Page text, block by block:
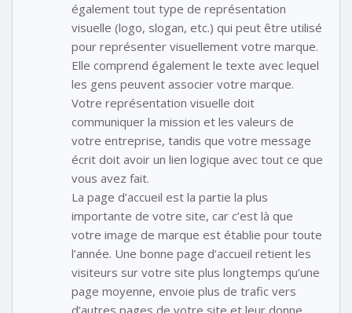
également tout type de représentation
visuelle (logo, slogan, etc.) qui peut être utilisé
pour représenter visuellement votre marque.
Elle comprend également le texte avec lequel
les gens peuvent associer votre marque.
Votre représentation visuelle doit
communiquer la mission et les valeurs de
votre entreprise, tandis que votre message
écrit doit avoir un lien logique avec tout ce que
vous avez fait.
La page d’accueil est la partie la plus
importante de votre site, car c’est là que
votre image de marque est établie pour toute
l’année. Une bonne page d’accueil retient les
visiteurs sur votre site plus longtemps qu’une
page moyenne, envoie plus de trafic vers